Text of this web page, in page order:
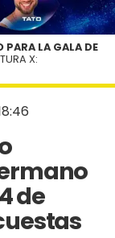
de
PARA LA GALA DE
X: